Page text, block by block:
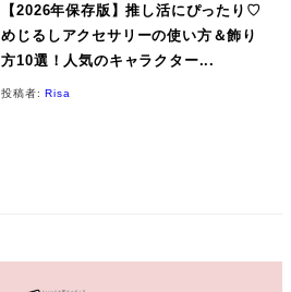
【2026年保存版】推し活にぴったり♡
めじるしアクセサリーの使い方＆飾り
方10選！人気のキャラクター...
投稿者:Risa